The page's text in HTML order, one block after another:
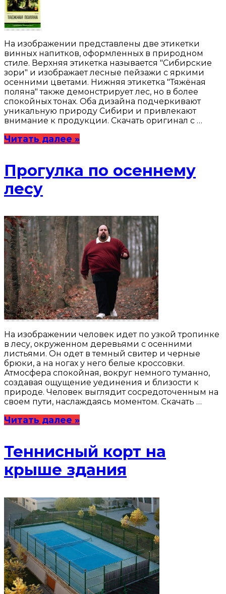
На изображении представлены две этикетки
винных напитков, оформленных в природном
стиле. Верхняя этикетка называется "Сибирские
зори" и изображает лесные пейзажи с яркими
осенними цветами. Нижняя этикетка "Тяжёная
поляна" также демонстрирует лес, но в более
спокойных тонах. Оба дизайна подчеркивают
уникальную природу Сибири и привлекают
внимание к продукции. Скачать оригинал с …
Читать далее »
Прогулка по осеннему
лесу
На изображении человек идет по узкой тропинке
в лесу, окруженном деревьями с осенними
листьями. Он одет в темный свитер и черные
брюки, а на ногах у него белые кроссовки.
Атмосфера спокойная, вокруг немного туманно,
создавая ощущение уединения и близости к
природе. Человек выглядит сосредоточенным на
своем пути, наслаждаясь моментом. Скачать …
Читать далее »
Теннисный корт на
крыше здания